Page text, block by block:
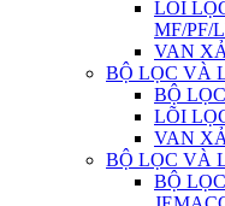
LÕI
MF/PF/
VAN
BỘ LỌC VÀ
BỘ
LÕI
VAN
BỘ LỌC VÀ
BỘ